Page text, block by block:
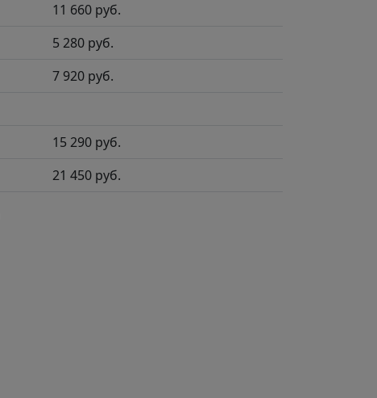
11 660 руб.
5 280 руб.
7 920 руб.
15 290 руб.
21 450 руб.